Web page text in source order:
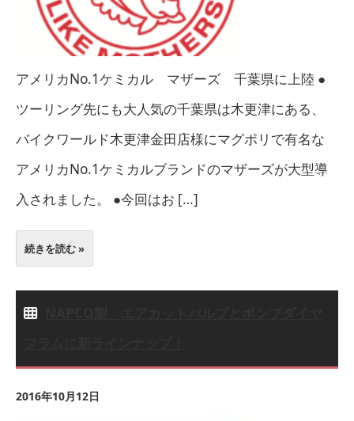
アメリカNo.1ケミカル マザーズ 千葉県に上陸 ●
ツーリング先にも大人気の千葉県は木更津にある、
バイクワールド木更津金田店様にマグポリで有名な
アメリカNo.1ケミカルブランドのマザーズが大型導
入されました。 ●今回はお […]
続きを読む »
2016年10月12日